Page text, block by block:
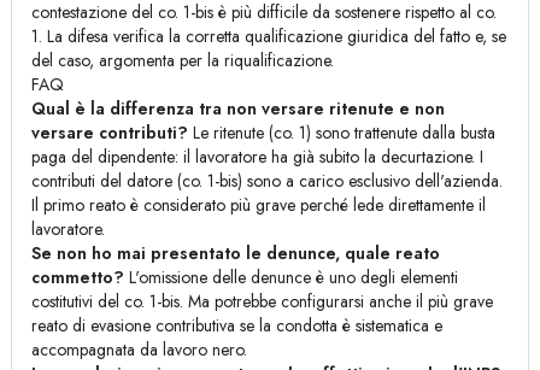
contestazione del co. 1-bis è più difficile da sostenere rispetto al co.
1. La difesa verifica la corretta qualificazione giuridica del fatto e, se
del caso, argomenta per la riqualificazione.
FAQ
Qual è la differenza tra non versare ritenute e non
versare contributi? Le ritenute (co. 1) sono trattenute dalla busta
paga del dipendente: il lavoratore ha già subito la decurtazione. I
contributi del datore (co. 1-bis) sono a carico esclusivo dell'azienda.
Il primo reato è considerato più grave perché lede direttamente il
lavoratore.
Se non ho mai presentato le denunce, quale reato
commetto? L'omissione delle denunce è uno degli elementi
costitutivi del co. 1-bis. Ma potrebbe configurarsi anche il più grave
reato di evasione contributiva se la condotta è sistematica e
accompagnata da lavoro nero.